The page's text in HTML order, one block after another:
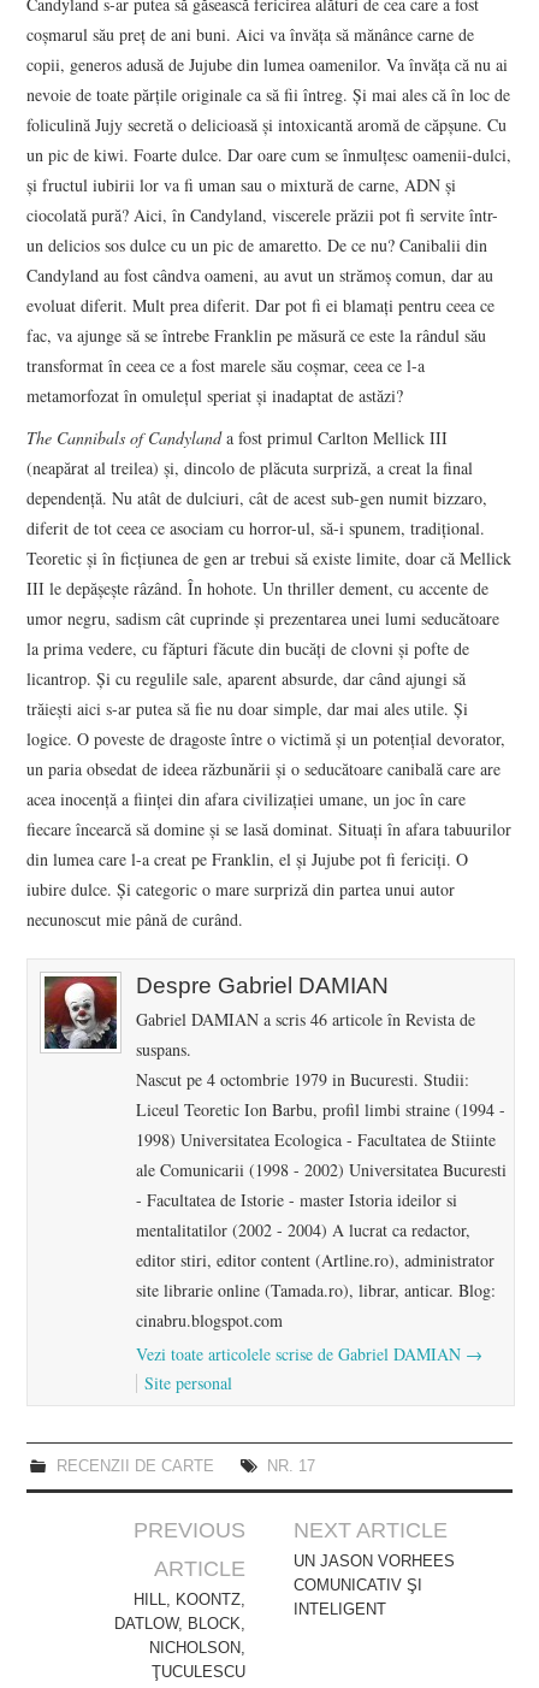
coşmarul său preţ de ani buni. Aici va învăţa să mănânce carne de
copii, generos adusă de Jujube din lumea oamenilor. Va învăţa că nu ai
nevoie de toate părţile originale ca să fii întreg. Şi mai ales că în loc de
foliculină Jujy secretă o delicioasă şi intoxicantă aromă de căpşune. Cu
un pic de kiwi. Foarte dulce. Dar oare cum se înmulţesc oamenii-dulci,
şi fructul iubirii lor va fi uman sau o mixtură de carne, ADN şi
ciocolată pură? Aici, în Candyland, viscerele prăzii pot fi servite într-
un delicios sos dulce cu un pic de amaretto. De ce nu? Canibalii din
Candyland au fost cândva oameni, au avut un strămoş comun, dar au
evoluat diferit. Mult prea diferit. Dar pot fi ei blamaţi pentru ceea ce
fac, va ajunge să se întrebe Franklin pe măsură ce este la rândul său
transformat în ceea ce a fost marele său coşmar, ceea ce l-a
metamorfozat în omuleţul speriat şi inadaptat de astăzi?
The Cannibals of Candylanda fost primul Carlton Mellick III
(neapărat al treilea) şi, dincolo de plăcuta surpriză, a creat la final
dependenţă. Nu atât de dulciuri, cât de acest sub-gen numit bizzaro,
diferit de tot ceea ce asociam cu horror-ul, să-i spunem, tradiţional.
Teoretic şi în ficţiunea de gen ar trebui să existe limite, doar că Mellick
III le depăşeşte râzând. În hohote. Un thriller dement, cu accente de
umor negru, sadism cât cuprinde şi prezentarea unei lumi seducătoare
la prima vedere, cu făpturi făcute din bucăţi de clovni şi pofte de
licantrop. Şi cu regulile sale, aparent absurde, dar când ajungi să
trăieşti aici s-ar putea să fie nu doar simple, dar mai ales utile. Şi
logice. O poveste de dragoste între o victimă şi un potenţial devorator,
un paria obsedat de ideea răzbunării şi o seducătoare canibală care are
acea inocenţă a fiinţei din afara civilizaţiei umane, un joc în care
fiecare încearcă să domine şi se lasă dominat. Situaţi în afara tabuurilor
din lumea care l-a creat pe Franklin, el şi Jujube pot fi fericiţi. O
iubire dulce. Şi categoric o mare surpriză din partea unui autor
necunoscut mie până de curând.
Despre Gabriel DAMIAN
Gabriel DAMIAN a scris 46 articole în Revista de
suspans.
Nascut pe 4 octombrie 1979 in Bucuresti. Studii:
Liceul Teoretic Ion Barbu, profil limbi straine (1994 -
1998) Universitatea Ecologica - Facultatea de Stiinte
ale Comunicarii (1998 - 2002) Universitatea Bucuresti
- Facultatea de Istorie - master Istoria ideilor si
mentalitatilor (2002 - 2004) A lucrat ca redactor,
editor stiri, editor content (Artline.ro), administrator
site librarie online (Tamada.ro), librar, anticar. Blog:
cinabru.blogspot.com
Vezi toate articolele scrise de Gabriel DAMIAN →
Site personal
RECENZII DE CARTE NR. 17
navigation
PREVIOUS
ARTICLE
HILL, KOONTZ,
DATLOW, BLOCK,
NICHOLSON,
ŢUCULESCU
NEXT ARTICLE
UN JASON VORHEES
COMUNICATIV ŞI
INTELIGENT